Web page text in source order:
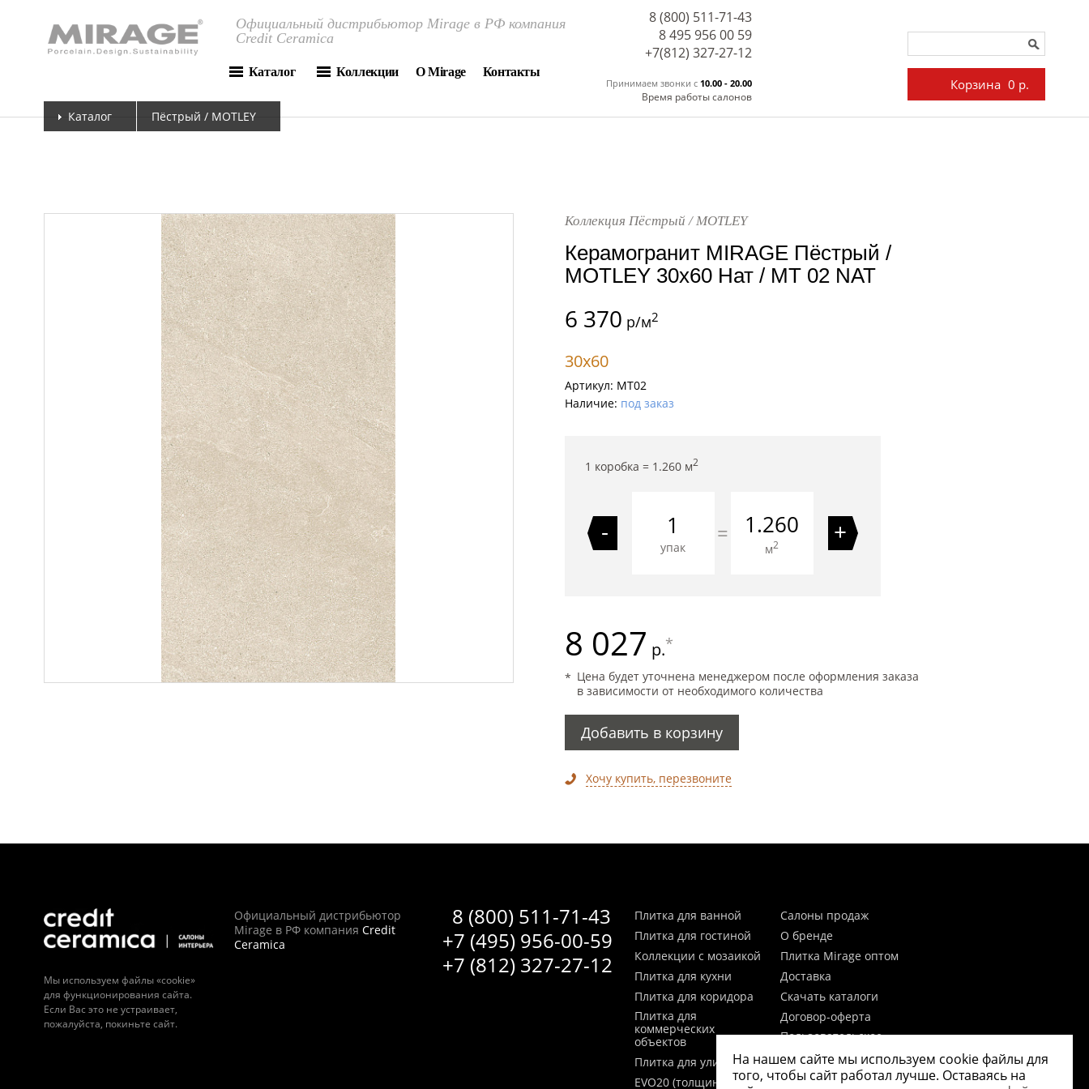
Официальный дистрибьютор Mirage в РФ компания
Credit Ceramica
Каталог Коллекции О Mirage Контакты
8 (800) 511-71-43
8 495 956 00 59
Принимаем звонки c 10.00 - 20.00
Время работы салонов
+7(812) 327-27-12
Корзина 0 р.
Каталог Пёстрый / MOTLEY
Коллекция Пёстрый / MOTLEY
Керамогранит MIRAGE Пёстрый /
MOTLEY 30x60 Нат / MT 02 NAT
6 370 р/м2
30x60
Артикул: MT02
Наличие: под заказ
1 коробка = 1.260м2
-
упак
= 1.260
м2 +
8 027 р.*
Цена будет уточнена менеджером после оформления заказа
в зависимости от необходимого количества
Добавить в корзину
Хочу купить, перезвоните
Мы используем файлы «cookie»
для функционирования сайта.
Если Вас это не устраивает,
пожалуйста, покиньте сайт.
8 (800) 511-71-43
+7 (495) 956-00-59
+7 (812) 327-27-12
Официальный дистрибьютор
Mirage в РФ компания Credit
Ceramica
Плитка для ванной
Плитка для гостиной
Коллекции с мозаикой
Плитка для кухни
Плитка для коридора
Плитка для
коммерческих
объектов
Плитка для улицы
EVO20 (толщина 20мм)
Салоны продаж
О бренде
Плитка Mirage оптом
Доставка
Скачать каталоги
Договор-оферта
Пользовательское
Согласие на обработку
персональных данных
На нашем сайте мы используем cookie файлы для
того, чтобы сайт работал лучше. Оставаясь на